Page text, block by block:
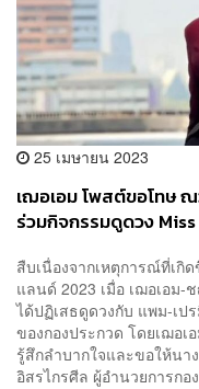
25 เมษายน 2023
เฌอเอม โพสต์ขอโทษ
ร่วมกิจกรรมดูดวง
สืบเนื่องจากเหตุการณ์ที่เกิ
แลนด์ 2023 เมื่อ เฌอเอม
ได้ปฏิเสธดูดวงกับ แพม-เป
ของกองประกวด โดยเฌอเ
รู้สึกลำบากใจและขอให้
อิสรไกรศีล ผู้อำนวยการกอ